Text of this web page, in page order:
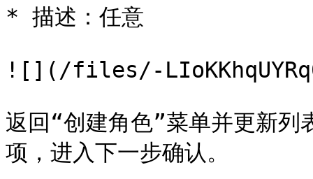
* 描述：任意
![](/files/-
返回“创建角色”菜单并更新
项，进入下一步确认。